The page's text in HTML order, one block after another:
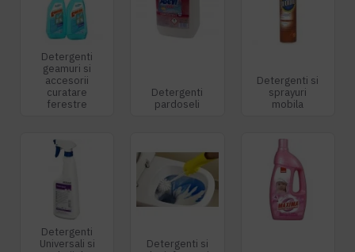
Detergenti
geamuri si
accesorii
curatare
ferestre
Detergenti
pardoseli
Detergenti si
sprayuri
mobila
Detergenti
Universali si
Detergenti si